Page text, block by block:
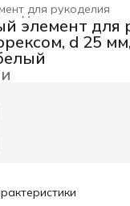
для рукоделия
Материал для
›элемент для
d 25